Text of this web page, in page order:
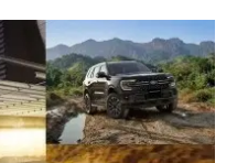
sử dụng thấp cùng nhiều
khách hàng mua xe trong